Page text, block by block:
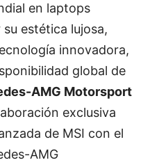
en laptops
estética lujosa,
innovadora,
global de
AMG Motorsport
exclusiva
de MSI con el
AMG